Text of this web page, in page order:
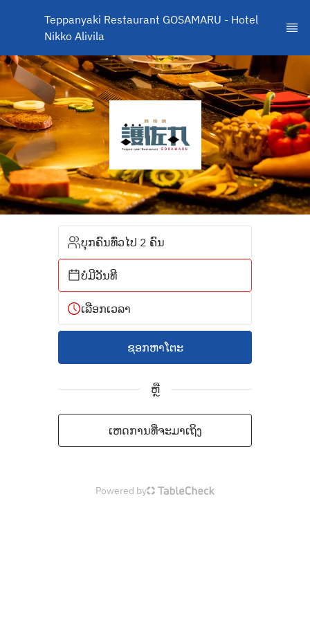
Teppanyaki Restaurant GOSAMARU - Hotel
Nikko Alivila
ບຸກຄົນທົ່ວໄປ 2 ຄົນ
ບໍ່ມີວັນທີ
ເລືອກເວລາ
ຊອກຫາໂຕະ
ຫຼື
ເຫດການທີ່ຈະມາເຖິງ
Powered by